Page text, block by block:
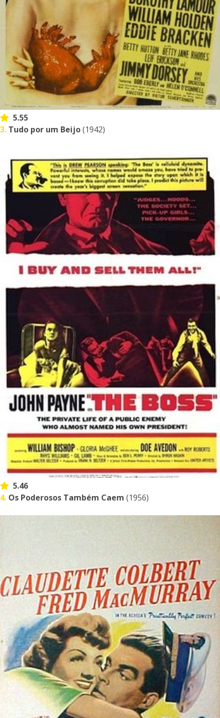
5.55
3. Tudo por um Beijo(1942)
5.46
4. Os Poderosos Também Caem (1956)